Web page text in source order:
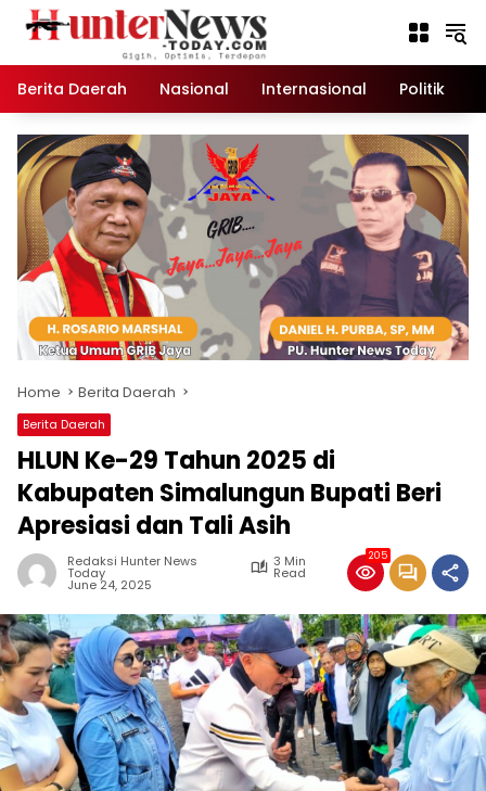
Berita Daerah
Nasional Internasional Politik
Home Berita Daerah
Berita Daerah
HLUN Ke-29 Tahun 2025 di
Kabupaten Simalungun Bupati Beri
Apresiasi dan Tali Asih
Redaksi Hunter News
Today
3 Min
Read
June 24, 2025
205